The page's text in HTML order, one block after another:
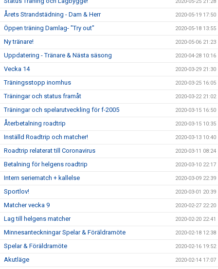
2020-05-25 21:28
Årets Strandstädning - Dam & Herr 2020-05-19 17:50
Öppen träning Damlag- "Try out" 2020-05-18 13:55
Ny tränare! 2020-05-06 21:23
Uppdatering - Tränare & Nästa säsong 2020-04-28 10:16
Vecka 14 2020-03-29 21:30
Träningsstopp inomhus 2020-03-25 16:05
Träningar och status framåt 2020-03-22 21:02
Träningar och spelarutveckling för f-2005 2020-03-15 16:50
Återbetalning roadtrip 2020-03-15 10:35
Inställd Roadtrip och matcher! 2020-03-13 10:40
Roadtrip relaterat till Coronavirus 2020-03-11 08:24
Betalning för helgens roadtrip 2020-03-10 22:17
Intern seriematch + kallelse 2020-03-09 22:39
Sportlov! 2020-03-01 20:39
Matcher vecka 9 2020-02-27 22:20
Lag till helgens matcher 2020-02-20 22:41
Minnesanteckningar Spelar & Föräldramöte 2020-02-18 12:38
Spelar & Föräldramöte 2020-02-16 19:52
Akutläge 2020-02-14 17:07